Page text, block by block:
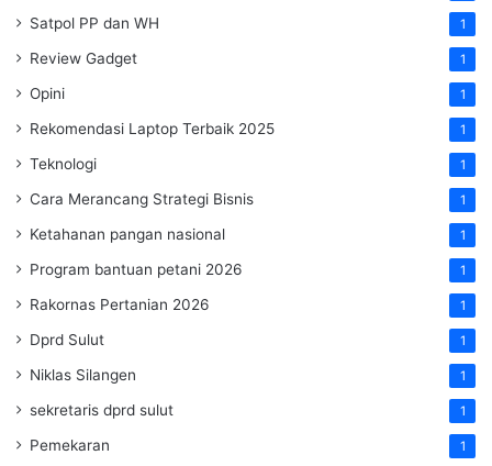
Satpol PP dan WH 1
Review Gadget 1
Opini 1
Rekomendasi Laptop Terbaik 2025 1
Teknologi 1
Cara Merancang Strategi Bisnis 1
Ketahanan pangan nasional 1
Program bantuan petani 2026 1
Rakornas Pertanian 2026 1
Dprd Sulut 1
Niklas Silangen 1
sekretaris dprd sulut 1
Pemekaran 1